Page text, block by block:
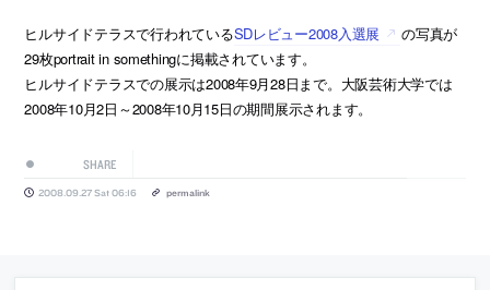
ヒルサイドテラスで行われているSDレビュー2008入選展
の写真が
29枚portrait in somethingに掲載されています。
ヒルサイドテラスでの展示は2008年9月28日まで。大阪芸術大学では
2008年10月2日～2008年10月15日の期間展示されます。
SHARE
2008.09.27 Sat 06:16 permalink